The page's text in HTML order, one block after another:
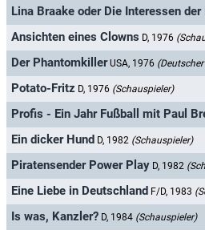
Ansichten eines Clowns D, 1976
Der Phantomkiller USA, 1976
Potato-Fritz D, 1976 (Schauspieler)
Profis - Ein Jahr Fußball mit Paul
Ein dicker Hund D, 1982 (Schauspieler)
Piratensender Power Play D, 1982
Eine Liebe in Deutschland F/D, 1983
Is was, Kanzler? D, 1984 (Schauspieler)